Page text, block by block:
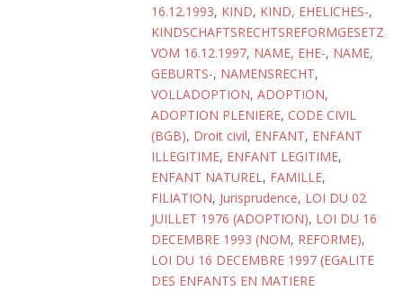
16.12.1993, KIND, KIND, EHELICHES-,
KINDSCHAFTSRECHTSREFORMGESETZ
VOM 16.12.1997, NAME, EHE-, NAME,
GEBURTS-, NAMENSRECHT,
VOLLADOPTION, ADOPTION,
ADOPTION PLENIERE, CODE CIVIL
(BGB), Droit civil, ENFANT, ENFANT
ILLEGITIME, ENFANT LEGITIME,
ENFANT NATUREL, FAMILLE,
FILIATION, Jurisprudence, LOI DU 02
JUILLET 1976 (ADOPTION), LOI DU 16
DECEMBRE 1993 (NOM, REFORME),
LOI DU 16 DECEMBRE 1997 (EGALITE
DES ENFANTS EN MATIERE